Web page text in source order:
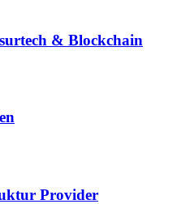
& Blockchain
Provider